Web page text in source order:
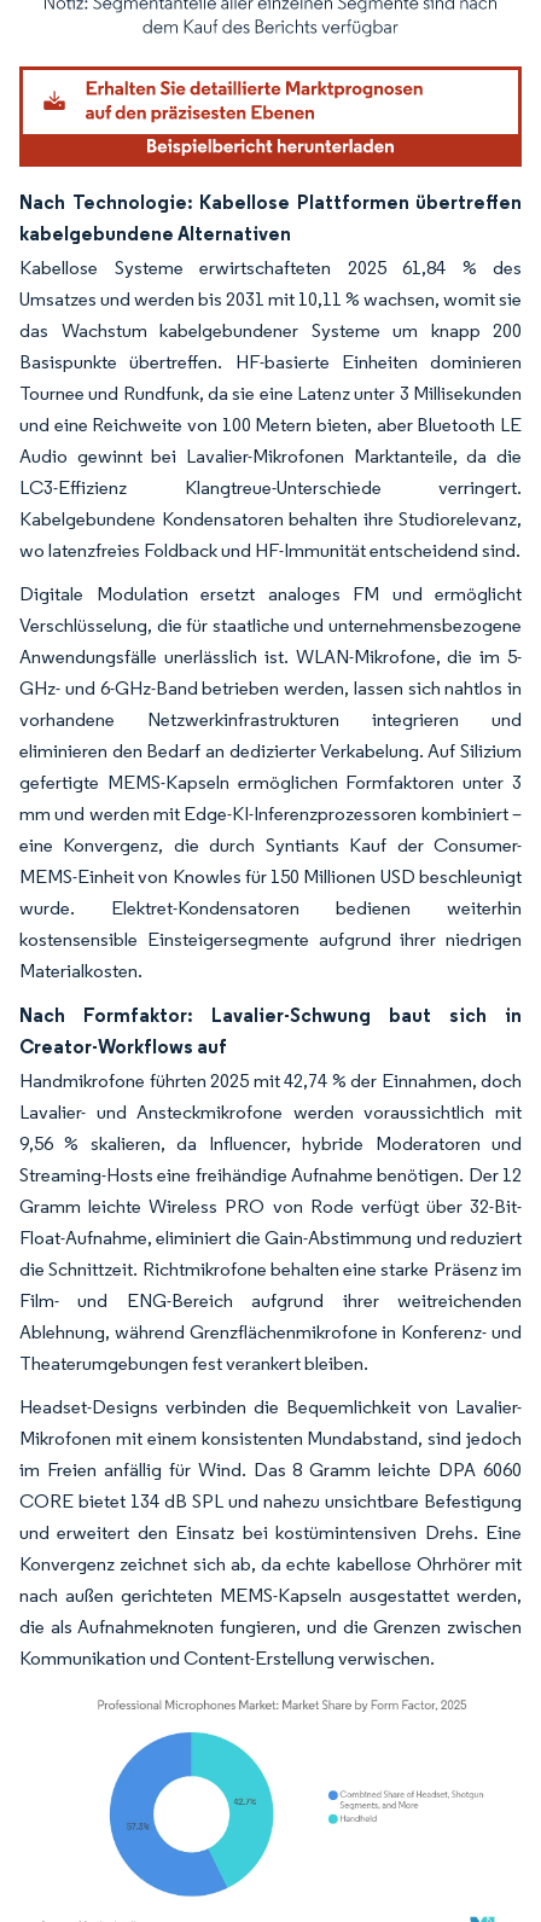
Bild © Mordor Intelligence. Wiederverwendung erfordert Namensnennung
Nach Technologie: Kabellose Plattformen übertreffen
kabelgebundene Alternativen
Kabellose Systeme erwirtschafteten 2025 61,84 % des
Umsatzes und werden bis 2031 mit 10,11 % wachsen, womit sie
das Wachstum kabelgebundener Systeme um knapp 200
Basispunkte übertreffen. HF-basierte Einheiten dominieren
Tournee und Rundfunk, da sie eine Latenz unter 3 Millisekunden
und eine Reichweite von 100 Metern bieten, aber Bluetooth LE
Audio gewinnt bei Lavalier-Mikrofonen Marktanteile, da die
LC3-Effizienz Klangtreue-Unterschiede verringert.
Kabelgebundene Kondensatoren behalten ihre Studiorelevanz,
wo latenzfreies Foldback und HF-Immunität entscheidend sind.
Digitale Modulation ersetzt analoges FM und ermöglicht
Verschlüsselung, die für staatliche und unternehmensbezogene
Anwendungsfälle unerlässlich ist. WLAN-Mikrofone, die im 5-
GHz- und 6-GHz-Band betrieben werden, lassen sich nahtlos in
vorhandene Netzwerkinfrastrukturen integrieren und
eliminieren den Bedarf an dedizierter Verkabelung. Auf Silizium
gefertigte MEMS-Kapseln ermöglichen Formfaktoren unter 3
mm und werden mit Edge-KI-Inferenzprozessoren kombiniert –
eine Konvergenz, die durch Syntiants Kauf der Consumer-
MEMS-Einheit von Knowles für 150 Millionen USD beschleunigt
wurde. Elektret-Kondensatoren bedienen weiterhin
kostensensible Einsteigersegmente aufgrund ihrer niedrigen
Materialkosten.
Nach Formfaktor: Lavalier-Schwung baut sich in
Creator-Workflows auf
Handmikrofone führten 2025 mit 42,74 % der Einnahmen, doch
Lavalier- und Ansteckmikrofone werden voraussichtlich mit
9,56 % skalieren, da Influencer, hybride Moderatoren und
Streaming-Hosts eine freihändige Aufnahme benötigen. Der 12
Gramm leichte Wireless PRO von Rode verfügt über 32-Bit-
Float-Aufnahme, eliminiert die Gain-Abstimmung und reduziert
die Schnittzeit. Richtmikrofone behalten eine starke Präsenz im
Film- und ENG-Bereich aufgrund ihrer weitreichenden
Ablehnung, während Grenzflächenmikrofone in Konferenz- und
Theaterumgebungen fest verankert bleiben.
Headset-Designs verbinden die Bequemlichkeit von Lavalier-
Mikrofonen mit einem konsistenten Mundabstand, sind jedoch
im Freien anfällig für Wind. Das 8 Gramm leichte DPA 6060
CORE bietet 134 dB SPL und nahezu unsichtbare Befestigung
und erweitert den Einsatz bei kostümintensiven Drehs. Eine
Konvergenz zeichnet sich ab, da echte kabellose Ohrhörer mit
nach außen gerichteten MEMS-Kapseln ausgestattet werden,
die als Aufnahmeknoten fungieren, und die Grenzen zwischen
Kommunikation und Content-Erstellung verwischen.